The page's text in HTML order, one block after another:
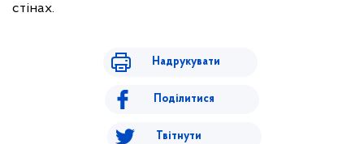
стінах.
Надрукувати
Поділитися
Твітнути